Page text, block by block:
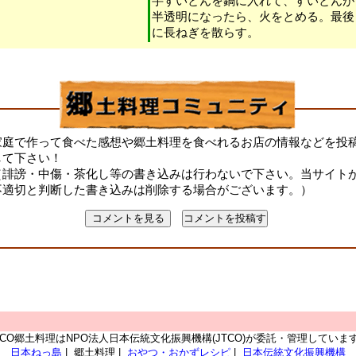
半透明になったら、火をとめる。最後
に長ねぎを散らす。
庭で作って食べた感想や郷土料理を食べれるお店の情報などを投
下さい！
誹謗・中傷・茶化し等の書き込みは行わないで下さい。当サイト
適切と判断した書き込みは削除する場合がございます。）
郷土料理はNPO法人日本伝統文化振興機構(JTCO)が委託・管理しています
日本ねっ島 | 郷土料理 | おやつ・おかずレシピ | 日本伝統文化振興機構